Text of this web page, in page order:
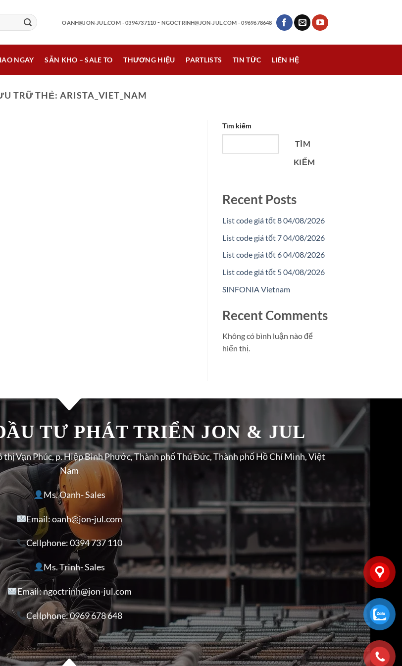
OANH@JON-JUL.COM - 0394737110 -NGOCTRINH@JON-JUL.COM - 0969678648
NGAY SẴN KHO – SALE TO THƯƠNG HIỆU PARTLISTS TIN TỨC LIÊN HỆ
TRỮ THẺ:ARISTA_VIET_NAM
Tìm kiếm
TÌM
KIẾM
Recent Posts
List code giá tốt 8 04/08/2026
List code giá tốt 7 04/08/2026
List code giá tốt 6 04/08/2026
List code giá tốt 5 04/08/2026
SINFONIA Vietnam
Recent Comments
Không có bình luận nào để
hiển thị.
TƯ PHÁT TRIỂN JON & JUL
thị Vạn Phúc, p. Hiệp Bình Phước, Thành phố Thủ Đức, Thành phố Hồ Chí Minh, Việt
Nam
Ms. Oanh- Sales
Email: oanh@jon-jul.com
Cellphone:0394 737 110
Ms. Trinh- Sales
Email: ngoctrinh@jon-jul.com
Cellphone:0969 678 648